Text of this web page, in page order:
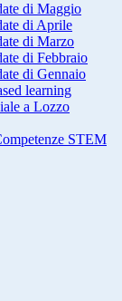
di Maggio
di Aprile
di Marzo
di Febbraio
di Gennaio
learning
a Lozzo
STEM